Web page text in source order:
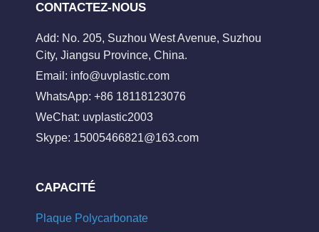
CONTACTEZ-NOUS
Add: No. 205, Suzhou West Avenue, Suzhou
City, Jiangsu Province, China.
Email: info@uvplastic.com
WhatsApp: +86 18118123076
WeChat: uvplastic2003
Skype: 15005466821@163.com
CAPACITÉ
Plaque Polycarbonate